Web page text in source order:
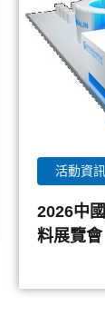
優異的